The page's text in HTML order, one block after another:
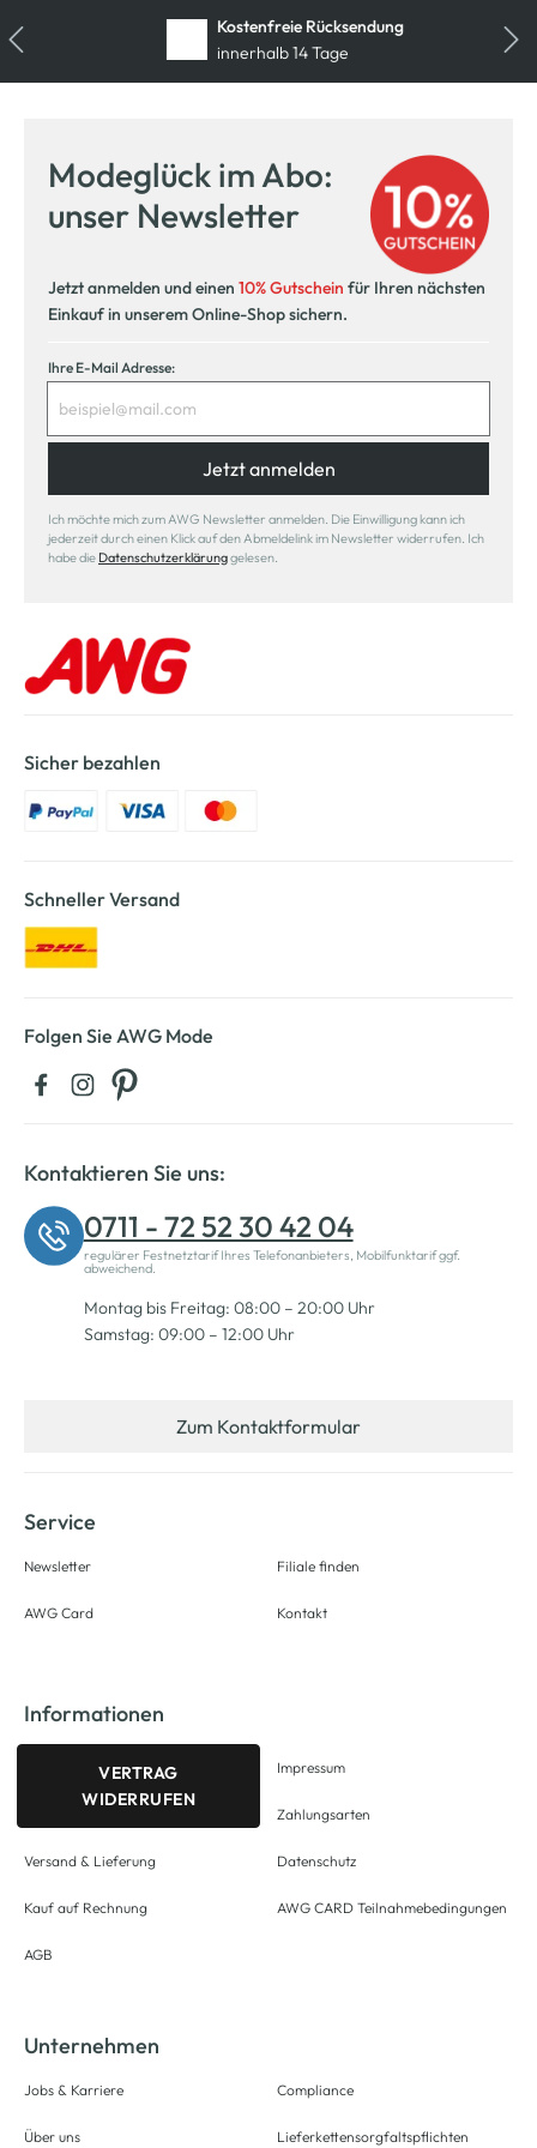
Kostenfreie Rücksendung
innerhalb 14 Tage
Modeglück im Abo:
unser Newsletter
Jetzt anmelden und einen 10% Gutschein für Ihren nächsten
Einkauf in unserem Online-Shop sichern.
Ihre E-Mail Adresse:
Jetzt anmelden
Ich möchte mich zum AWG Newsletter anmelden. Die Einwilligung kann ich
jederzeit durch einen Klick auf den Abmeldelink im Newsletter widerrufen. Ich
habe die Datenschutzerklärunggelesen.
Sicher bezahlen
Schneller Versand
Folgen Sie AWG Mode
Kontaktieren Sie uns:
0711 - 72 52 30 42 04
regulärer Festnetztarif Ihres Telefonanbieters, Mobilfunktarif ggf.
abweichend.
Montag bis Freitag: 08:00 – 20:00 Uhr
Samstag: 09:00 – 12:00 Uhr
Zum Kontaktformular
Service
Newsletter
AWG Card
Filiale finden
Kontakt
Informationen
VERTRAG
WIDERRUFEN
Versand & Lieferung
Kauf auf Rechnung
AGB
Impressum
Zahlungsarten
Datenschutz
AWG CARD Teilnahmebedingungen
Unternehmen
Jobs & Karriere
Über uns
Compliance
Lieferkettensorgfaltspflichten